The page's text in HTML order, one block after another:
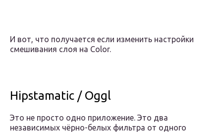
И вот, что получается если изменить настройки
смешивания слоя на Color.
Hipstamatic / Oggl
Это не просто одно приложение. Это два
независимых чёрно-белых фильтра от одного